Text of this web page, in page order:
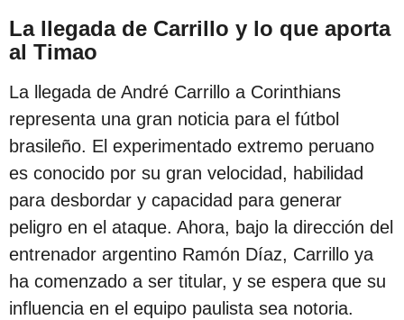
La llegada de Carrillo y lo que aporta
al Timao
La llegada de André Carrillo a Corinthians
representa una gran noticia para el fútbol
brasileño. El experimentado extremo peruano
es conocido por su gran velocidad, habilidad
para desbordar y capacidad para generar
peligro en el ataque. Ahora, bajo la dirección del
entrenador argentino Ramón Díaz, Carrillo ya
ha comenzado a ser titular, y se espera que su
influencia en el equipo paulista sea notoria.